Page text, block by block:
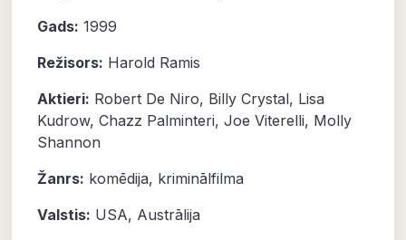
Gads: 1999
Režisors: Harold Ramis
Aktieri: Robert De Niro, Billy Crystal, Lisa
Kudrow, Chazz Palminteri, Joe Viterelli, Molly
Shannon
Žanrs: komēdija, kriminālfilma
Valstis: USA, Austrālija